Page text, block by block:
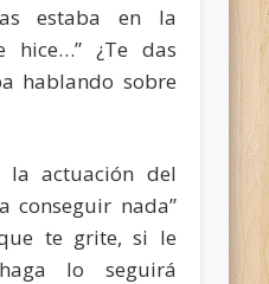
estaba en la
¿Te das
hablando sobre
la actuación del
conseguir nada”
te grite, si le
lo seguirá